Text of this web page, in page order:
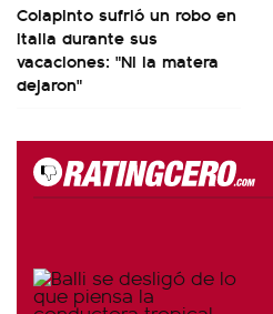
Colapinto sufrió un robo en
Italia durante sus
vacaciones: "Ni la matera
dejaron"